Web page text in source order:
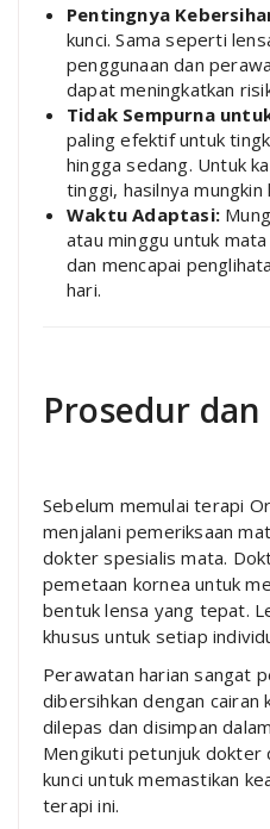
Pentingnya
kunci. Sama seperti
penggunaan dan
dapat meningkatkan
Tidak Sempurna
paling efektif untuk
hingga sedang. Untuk
tinggi, hasilnya mungkin
Waktu Adaptasi:
atau minggu untuk
dan mencapai
hari.
Prosedur
Sebelum memulai terapi
menjalani pemeriksaan
dokter spesialis mata.
pemetaan kornea untuk
bentuk lensa yang tepat.
khusus untuk setiap
Perawatan harian sangat
dibersihkan dengan cairan
dilepas dan disimpan
Mengikuti petunjuk dokter
kunci untuk memastikan
terapi ini.